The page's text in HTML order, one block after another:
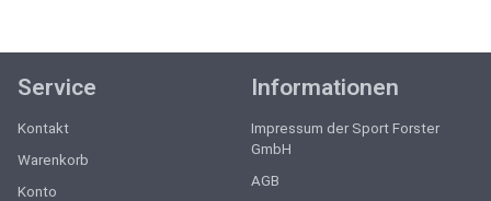
Service
Kontakt
Warenkorb
Konto
Informationen
Impressum der Sport Forster
GmbH
AGB